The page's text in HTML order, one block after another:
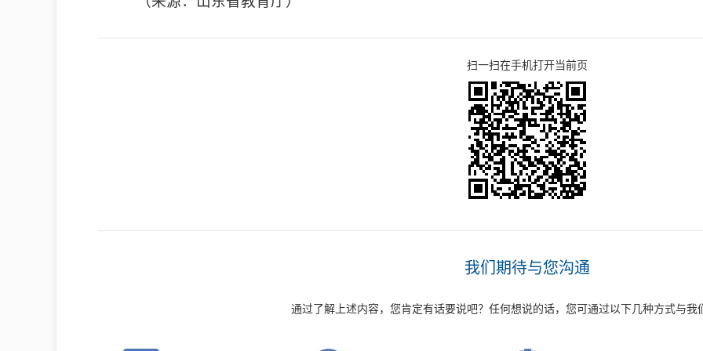
扫一扫在手机打开当前页
我们期待与您沟通
通过了解上述内容，您肯定有话要说吧？任何想说的话，您可通过以下几种方式与我